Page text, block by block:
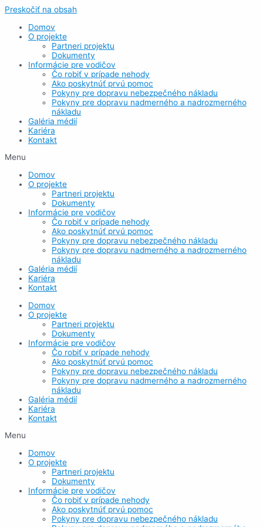
Preskočiť na obsah
Domov
O projekte
Partneri projektu
Dokumenty
Informácie pre vodičov
Čo robiť v prípade nehody
Ako poskytnúť prvú pomoc
Pokyny pre dopravu nebezpečného nákladu
Pokyny pre dopravu nadmerného a nadrozmerného
nákladu
Galéria médií
Kariéra
Kontakt
Menu
Domov
O projekte
Partneri projektu
Dokumenty
Informácie pre vodičov
Čo robiť v prípade nehody
Ako poskytnúť prvú pomoc
Pokyny pre dopravu nebezpečného nákladu
Pokyny pre dopravu nadmerného a nadrozmerného
nákladu
Galéria médií
Kariéra
Kontakt
Domov
O projekte
Partneri projektu
Dokumenty
Informácie pre vodičov
Čo robiť v prípade nehody
Ako poskytnúť prvú pomoc
Pokyny pre dopravu nebezpečného nákladu
Pokyny pre dopravu nadmerného a nadrozmerného
nákladu
Galéria médií
Kariéra
Kontakt
Menu
Domov
O projekte
Partneri projektu
Dokumenty
Informácie pre vodičov
Čo robiť v prípade nehody
Ako poskytnúť prvú pomoc
Pokyny pre dopravu nebezpečného nákladu